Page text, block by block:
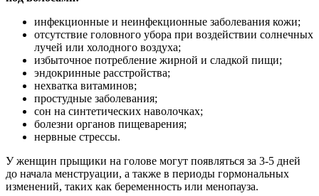
инфекционные и неинфекционные заболевания кожи;
отсутствие головного убора при воздействии солнечных
лучей или холодного воздуха;
избыточное потребление жирной и сладкой пищи;
эндокринные расстройства;
нехватка витаминов;
простудные заболевания;
сон на синтетических наволочках;
болезни органов пищеварения;
нервные стрессы.
У женщин прыщики на голове могут появляться за 3-5 дней
до начала менструации, а также в периоды гормональных
изменений, таких как беременность или менопауза.